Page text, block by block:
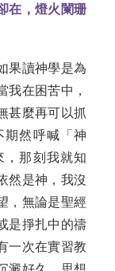
在 ， 燈火闌珊
果讀神學是為
我在困苦中，
甚麼再可以抓
期然呼喊「神
，那刻我就知
然是神，我沒
，無論是聖經
是掙扎中的禱
一次在實習教